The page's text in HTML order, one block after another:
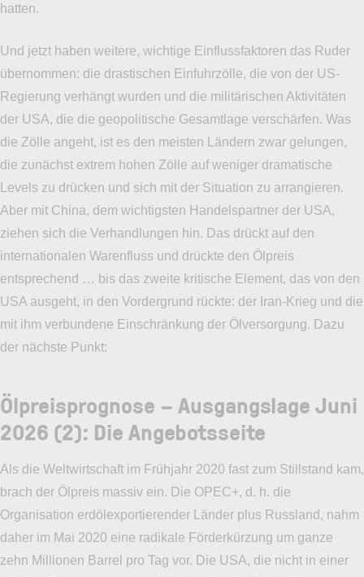
hatten.
Und jetzt haben weitere, wichtige Einflussfaktoren das Ruder
übernommen: die drastischen Einfuhrzölle, die von der US-
Regierung verhängt wurden und die militärischen Aktivitäten
der USA, die die geopolitische Gesamtlage verschärfen. Was
die Zölle angeht, ist es den meisten Ländern zwar gelungen,
die zunächst extrem hohen Zölle auf weniger dramatische
Levels zu drücken und sich mit der Situation zu arrangieren.
Aber mit China, dem wichtigsten Handelspartner der USA,
ziehen sich die Verhandlungen hin. Das drückt auf den
internationalen Warenfluss und drückte den Ölpreis
entsprechend … bis das zweite kritische Element, das von den
USA ausgeht, in den Vordergrund rückte: der Iran-Krieg und die
mit ihm verbundene Einschränkung der Ölversorgung. Dazu
der nächste Punkt:
Ölpreisprognose – Ausgangslage Juni
2026 (2): Die Angebotsseite
Als die Weltwirtschaft im Frühjahr 2020 fast zum Stillstand kam,
brach der Ölpreis massiv ein. Die OPEC+, d. h. die
Organisation erdölexportierender Länder plus Russland, nahm
daher im Mai 2020 eine radikale Förderkürzung um ganze
zehn Millionen Barrel pro Tag vor. Die USA, die nicht in einer